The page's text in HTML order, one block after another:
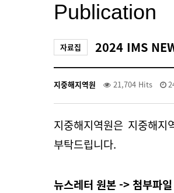
Publication
자료집 2024 IMS
지중해지역원 21,704 Hits
지중해지역원은 지중해
부탁드립니다.
뉴스레터 원본 -> 첨부파